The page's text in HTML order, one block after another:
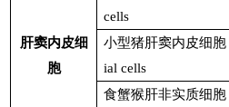
肝窦内皮细
胞
cells
小型猪肝窦内皮细胞
ial cells
食蟹猴肝非实质细胞